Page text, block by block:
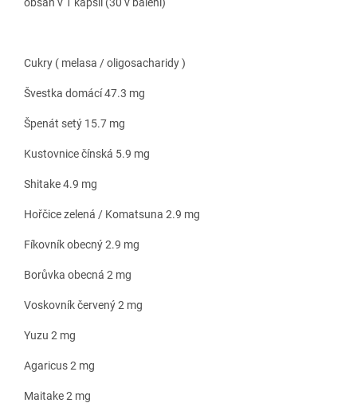
Cukry ( melasa / oligosacharidy )
Švestka domácí 47.3 mg
Špenát setý 15.7 mg
Kustovnice čínská 5.9 mg
Shitake 4.9 mg
Hořčice zelená / Komatsuna 2.9 mg
Fíkovník obecný 2.9 mg
Borůvka obecná 2 mg
Voskovník červený 2 mg
Yuzu 2 mg
Agaricus 2 mg
Maitake 2 mg